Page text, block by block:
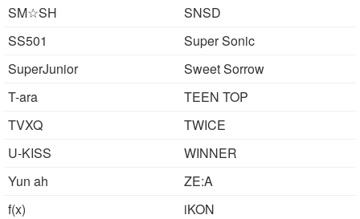
SM☆SH
SNSD
SS501
Super Sonic
SuperJunior
Sweet Sorrow
T-ara
TEEN TOP
TVXQ
TWICE
U-KISS
WINNER
Yun ah
ZE:A
f(x)
iKON